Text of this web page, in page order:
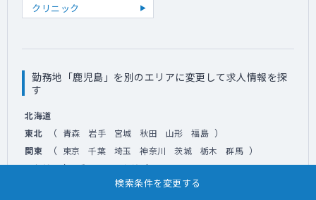
検索条件を変更する
クリニック
勤務地「鹿児島」を別のエリアに変更して求人情報を探
す
北海道
東北
（ 青森 岩手 宮城 秋田 山形 福島 ）
関東 （ 東京 千葉 埼玉 神奈川 茨城 栃木 群馬 ）
甲信越 （ 山梨 長野 新潟 ）
福井 ）